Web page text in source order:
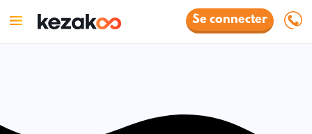
Se connecter